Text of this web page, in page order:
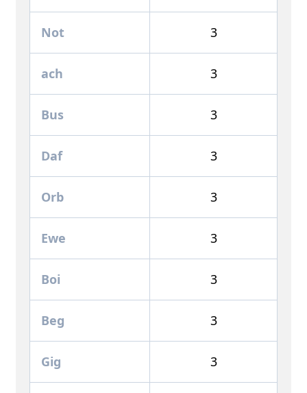
Not 3
ach 3
Bus 3
Daf 3
Orb 3
Ewe 3
Boi 3
Beg 3
Gig 3